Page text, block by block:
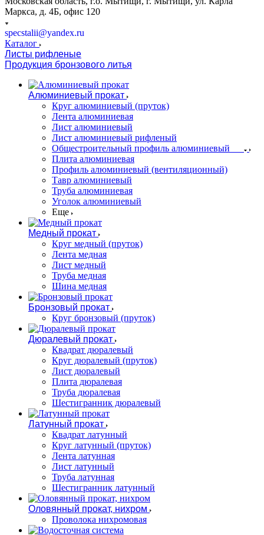
Маркса, д. 4Б, офис 120
specstalii@yandex.ru
Каталог
Листы рифленые
Продукция бронзового литья
Алюминиевый прокат
Круг алюминиевый (пруток)
Лента алюминиевая
Лист алюминиевый
Лист алюминиевый рифленый
Общестроительный профиль алюминиевый
Плита алюминиевая
Профиль алюминиевый (вентиляционный)
Тавр алюминиевый
Труба алюминиевая
Уголок алюминиевый
Еще
Медный прокат
Круг медный (пруток)
Лента медная
Лист медный
Труба медная
Шина медная
Бронзовый прокат
Круг бронзовый (пруток)
Дюралевый прокат
Квадрат дюралевый
Круг дюралевый (пруток)
Лист дюралевый
Плита дюралевая
Труба дюралевая
Шестигранник дюралевый
Латунный прокат
Квадрат латунный
Круг латунный (пруток)
Лента латунная
Лист латунный
Труба латунная
Шестигранник латунный
Оловянный прокат, нихром
Проволока нихромовая